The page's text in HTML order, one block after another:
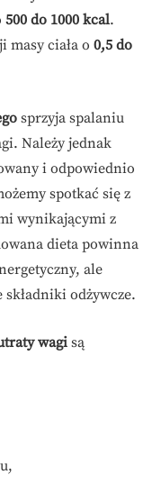
500 do 1000 kcal.
masy ciała o 0,5 do
sprzyja spalaniu
Należy jednak
i odpowiednio
spotkać się z
wynikającymi z
dieta powinna
ale
składniki odżywcze.
wagi są